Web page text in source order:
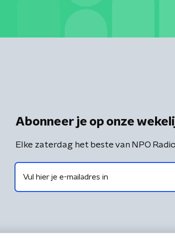
Abonneer je op onze
Elke zaterdag het beste van NPO